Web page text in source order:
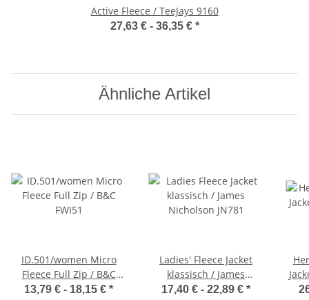
Active Fleece / TeeJays 9160
27,63 € - 36,35 € *
Ähnliche Artikel
ID.501/women Micro
Fleece Full Zip / B&C
FWI51
13,79 € - 18,15 € *
Ladies' Fleece Jacket
klassisch / James
Nicholson JN781
17,40 € - 22,89 € *